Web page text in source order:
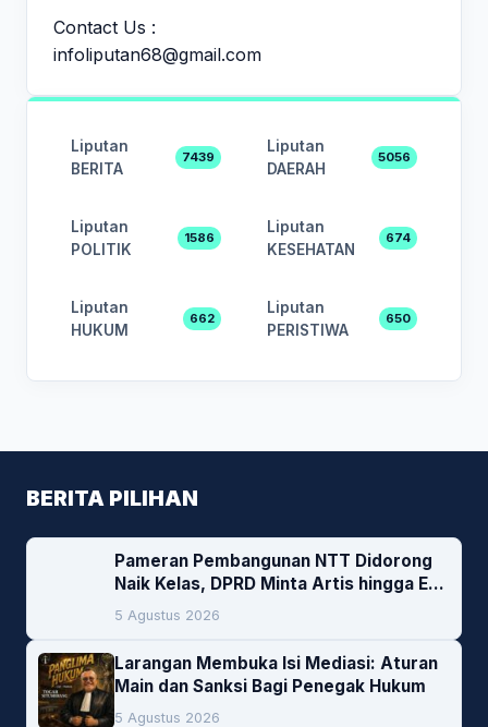
Contact Us :
infoliputan68@gmail.com
Liputan
BERITA
7439
Liputan
DAERAH
5056
Liputan
POLITIK
1586
Liputan
KESEHATAN
674
Liputan
HUKUM
662
Liputan
PERISTIWA
650
BERITA PILIHAN
Pameran Pembangunan NTT Didorong
Naik Kelas, DPRD Minta Artis hingga EO
Lokal Jadi Prioritas
5 Agustus 2026
Larangan Membuka Isi Mediasi: Aturan
Main dan Sanksi Bagi Penegak Hukum
5 Agustus 2026